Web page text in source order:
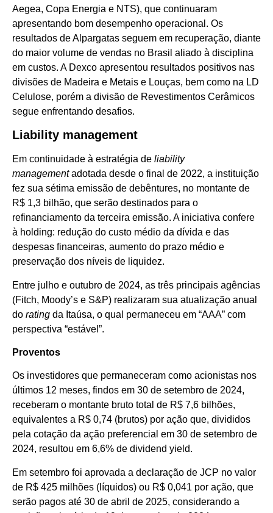
Aegea, Copa Energia e NTS), que continuaram
apresentando bom desempenho operacional. Os
resultados de Alpargatas seguem em recuperação, diante
do maior volume de vendas no Brasil aliado à disciplina
em custos. A Dexco apresentou resultados positivos nas
divisões de Madeira e Metais e Louças, bem como na LD
Celulose, porém a divisão de Revestimentos Cerâmicos
segue enfrentando desafios.
Liability management
Em continuidade à estratégia de liability
managementadotada desde o final de 2022, a instituição
fez sua sétima emissão de debêntures, no montante de
R$ 1,3 bilhão, que serão destinados para o
refinanciamento da terceira emissão. A iniciativa confere
à holding: redução do custo médio da dívida e das
despesas financeiras, aumento do prazo médio e
preservação dos níveis de liquidez.
Entre julho e outubro de 2024, as três principais agências
(Fitch, Moody’s e S&P) realizaram sua atualização anual
do rating da Itaúsa, o qual permaneceu em “AAA” com
perspectiva “estável”.
Proventos
Os investidores que permaneceram como acionistas nos
últimos 12 meses, findos em 30 de setembro de 2024,
receberam o montante bruto total de R$ 7,6 bilhões,
equivalentes a R$ 0,74 (brutos) por ação que, divididos
pela cotação da ação preferencial em 30 de setembro de
2024, resultou em 6,6% de dividend yield.
Em setembro foi aprovada a declaração de JCP no valor
de R$ 425 milhões (líquidos) ou R$ 0,041 por ação, que
serão pagos até 30 de abril de 2025, considerando a